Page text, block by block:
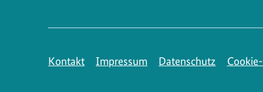
Kontakt Impressum Datenschutz